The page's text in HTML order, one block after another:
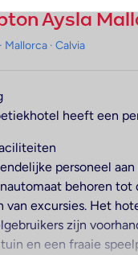
Aysla
· Mallorca · Calvia
heeft een
personeel
behoren
van excursies. Het
zijn
en een fraaie